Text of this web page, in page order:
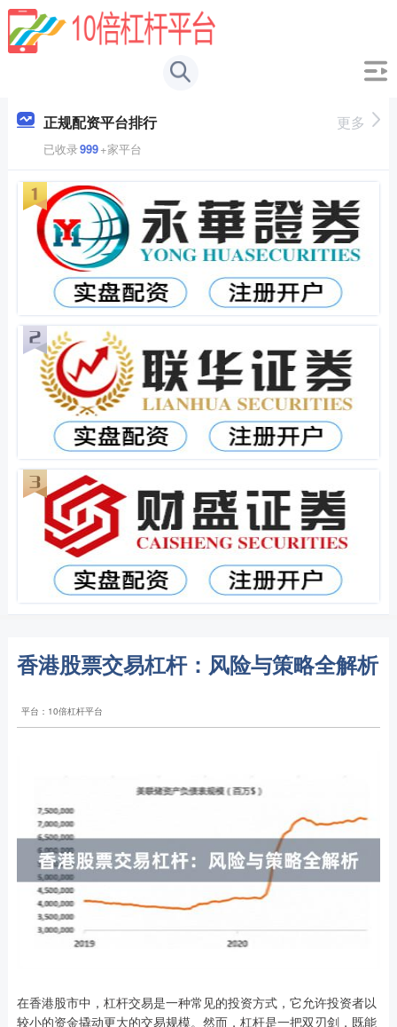
正规配资平台排行
已收录999+家平台
更多
香港股票交易杠杆：风险与策略全解析
平台：10倍杠杆平台
在香港股市中，杠杆交易是一种常见的投资方式，它允许投资者以
较小的资金撬动更大的交易规模。然而，杠杆是一把双刃剑，既能